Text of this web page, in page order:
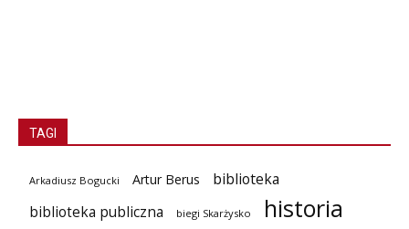
TAGI
Arkadiusz Bogucki Artur Berus
biblioteka
biblioteka publiczna
biegi Skarżysko historia